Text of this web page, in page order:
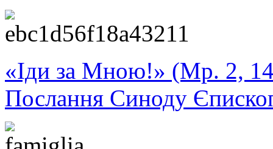
«Іди за Мною!» (Мр. 2,
Послання Синоду